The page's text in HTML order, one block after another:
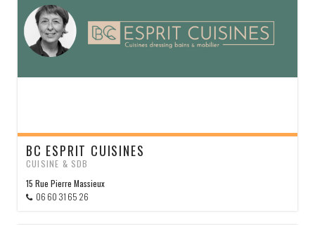
BC ESPRIT CUISINES
CUISINE & SDB
15 Rue Pierre Massieux
06 60 31 65 26